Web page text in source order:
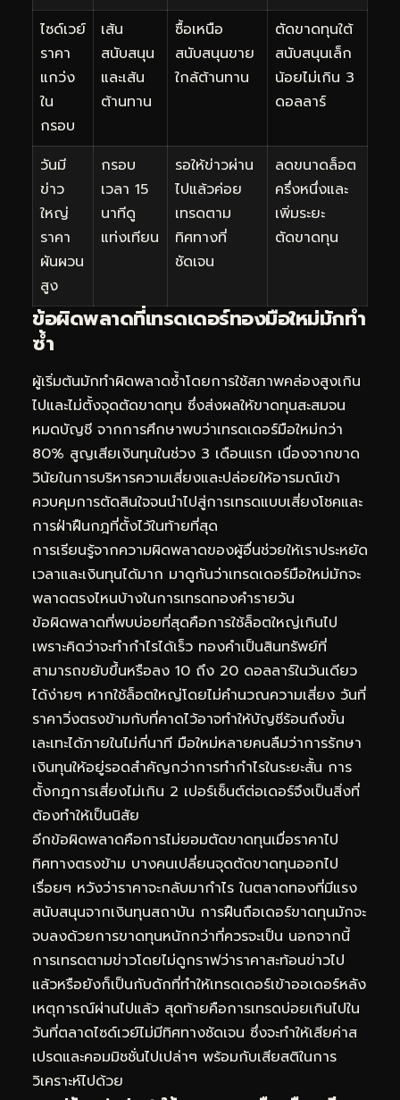
ไซด์เวย์
ราคา
แกว่ง
ใน
กรอบ
เส้น
สนับสนุน
และเส้น
ต้านทาน
ซื้อเหนือ
สนับสนุนขาย
ใกล้ต้านทาน
ตัดขาดทุนใต้
สนับสนุนเล็ก
น้อยไม่เกิน 3
ดอลลาร์
วันมี
ข่าว
ใหญ่
ราคา
ผันผวน
สูง
กรอบ
เวลา 15
นาทีดู
แท่งเทียน
รอให้ข่าวผ่าน
ไปแล้วค่อย
เทรดตาม
ทิศทางที่
ชัดเจน
ลดขนาดล็อต
ครึ่งหนึ่งและ
เพิ่มระยะ
ตัดขาดทุน
ข้อผิดพลาดที่เทรดเดอร์ทองมือใหม่มักทำ
ซ้ำ
ผู้เริ่มต้นมักทำผิดพลาดซ้ำโดยการใช้สภาพคล่องสูงเกิน
ไปและไม่ตั้งจุดตัดขาดทุน ซึ่งส่งผลให้ขาดทุนสะสมจน
หมดบัญชี จากการศึกษาพบว่าเทรดเดอร์มือใหม่กว่า
80% สูญเสียเงินทุนในช่วง 3 เดือนแรก เนื่องจากขาด
วินัยในการบริหารความเสี่ยงและปล่อยให้อารมณ์เข้า
ควบคุมการตัดสินใจจนนำไปสู่การเทรดแบบเสี่ยงโชคและ
การฝ่าฝืนกฎที่ตั้งไว้ในท้ายที่สุด
การเรียนรู้จากความผิดพลาดของผู้อื่นช่วยให้เราประหยัด
เวลาและเงินทุนได้มาก มาดูกันว่าเทรดเดอร์มือใหม่มักจะ
พลาดตรงไหนบ้างในการเทรดทองคำรายวัน
ข้อผิดพลาดที่พบบ่อยที่สุดคือการใช้ล็อตใหญ่เกินไป
เพราะคิดว่าจะทำกำไรได้เร็ว ทองคำเป็นสินทรัพย์ที่
สามารถขยับขึ้นหรือลง 10 ถึง 20 ดอลลาร์ในวันเดียว
ได้ง่ายๆ หากใช้ล็อตใหญ่โดยไม่คำนวณความเสี่ยง วันที่
ราคาวิ่งตรงข้ามกับที่คาดไว้อาจทำให้บัญชีร้อนถึงขั้น
เละเทะได้ภายในไม่กี่นาที มือใหม่หลายคนลืมว่าการรักษา
เงินทุนให้อยู่รอดสำคัญกว่าการทำกำไรในระยะสั้น การ
ตั้งกฎการเสี่ยงไม่เกิน 2 เปอร์เซ็นต์ต่อเดอร์จึงเป็นสิ่งที่
ต้องทำให้เป็นนิสัย
อีกข้อผิดพลาดคือการไม่ยอมตัดขาดทุนเมื่อราคาไป
ทิศทางตรงข้าม บางคนเปลี่ยนจุดตัดขาดทุนออกไป
เรื่อยๆ หวังว่าราคาจะกลับมากำไร ในตลาดทองที่มีแรง
สนับสนุนจากเงินทุนสถาบัน การฝืนถือเดอร์ขาดทุนมักจะ
จบลงด้วยการขาดทุนหนักกว่าที่ควรจะเป็น นอกจากนี้
การเทรดตามข่าวโดยไม่ดูกราฟว่าราคาสะท้อนข่าวไป
แล้วหรือยังก็เป็นกับดักที่ทำให้เทรดเดอร์เข้าออเดอร์หลัง
เหตุการณ์ผ่านไปแล้ว สุดท้ายคือการเทรดบ่อยเกินไปใน
วันที่ตลาดไซด์เวย์ไม่มีทิศทางชัดเจน ซึ่งจะทำให้เสียค่าส
เปรดและคอมมิชชั่นไปเปล่าๆ พร้อมกับเสียสติในการ
วิเคราะห์ไปด้วย